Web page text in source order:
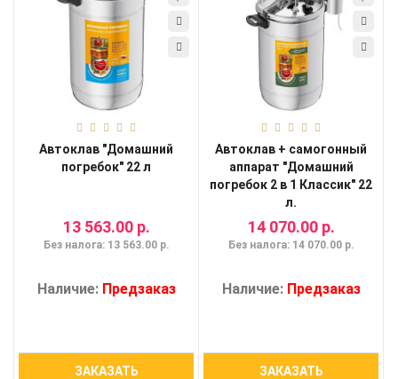
Автоклав "Домашний
погребок" 22 л
13 563.00 р.
Без налога: 13 563.00 р.
Наличие: Предзаказ
ЗАКАЗАТЬ
Автоклав + самогонный
аппарат "Домашний
погребок 2 в 1 Классик" 22
л.
14 070.00 р.
Без налога: 14 070.00 р.
Наличие: Предзаказ
ЗАКАЗАТЬ